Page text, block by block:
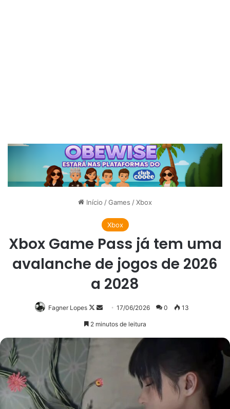
Início /Games /Xbox
Xbox
Xbox Game Pass já tem uma
avalanche de jogos de 2026
a 2028
Fagner Lopes
Follow
Mande17/06/2026 0 13
2 minutos de leitura